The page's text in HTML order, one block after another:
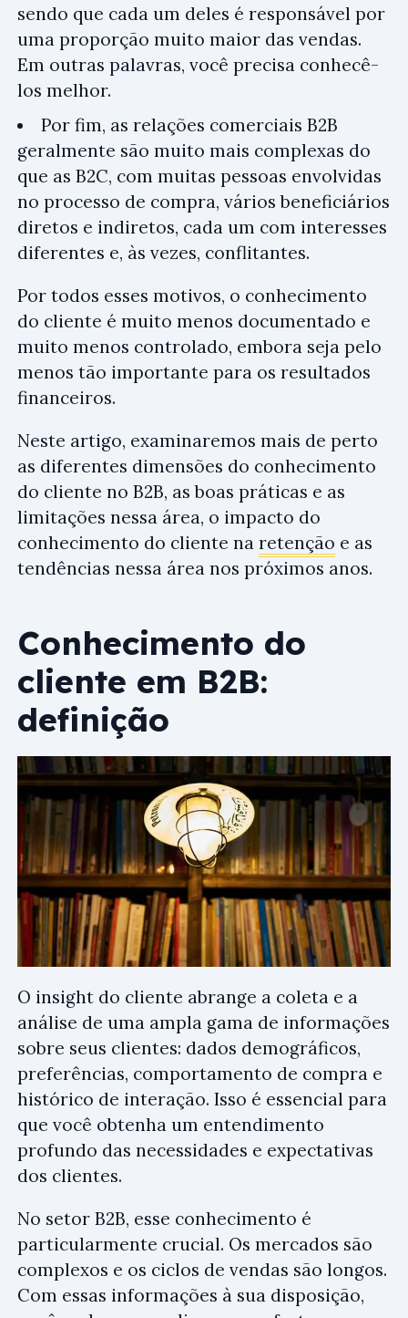
sendo que cada um deles é responsável por
uma proporção muito maior das vendas.
Em outras palavras, você precisa conhecê-
los melhor.
Por fim, as relações comerciais B2B
geralmente são muito mais complexas do
que as B2C, com muitas pessoas envolvidas
no processo de compra, vários beneficiários
diretos e indiretos, cada um com interesses
diferentes e, às vezes, conflitantes.
Por todos esses motivos, o conhecimento
do cliente é muito menos documentado e
muito menos controlado, embora seja pelo
menos tão importante para os resultados
financeiros.
Neste artigo, examinaremos mais de perto
as diferentes dimensões do conhecimento
do cliente no B2B, as boas práticas e as
limitações nessa área, o impacto do
conhecimento do cliente na retenção e as
tendências nessa área nos próximos anos.
Conhecimento do
cliente em B2B:
definição
O insight do cliente abrange a coleta e a
análise de uma ampla gama de informações
sobre seus clientes: dados demográficos,
preferências, comportamento de compra e
histórico de interação. Isso é essencial para
que você obtenha um entendimento
profundo das necessidades e expectativas
dos clientes.
No setor B2B, esse conhecimento é
particularmente crucial. Os mercados são
complexos e os ciclos de vendas são longos.
Com essas informações à sua disposição,